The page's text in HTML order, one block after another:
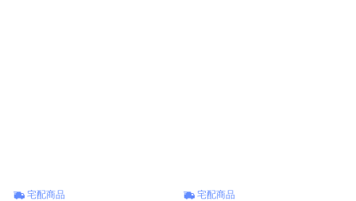
宅配商品 宅配商品